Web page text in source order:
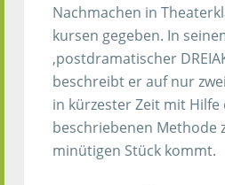
Nachmachen in
kursen gegeben. In
‚postdramatischer
beschreibt er auf nur
in kürzester Zeit mit Hilfe
beschriebenen Methode
minütigen Stück kommt.